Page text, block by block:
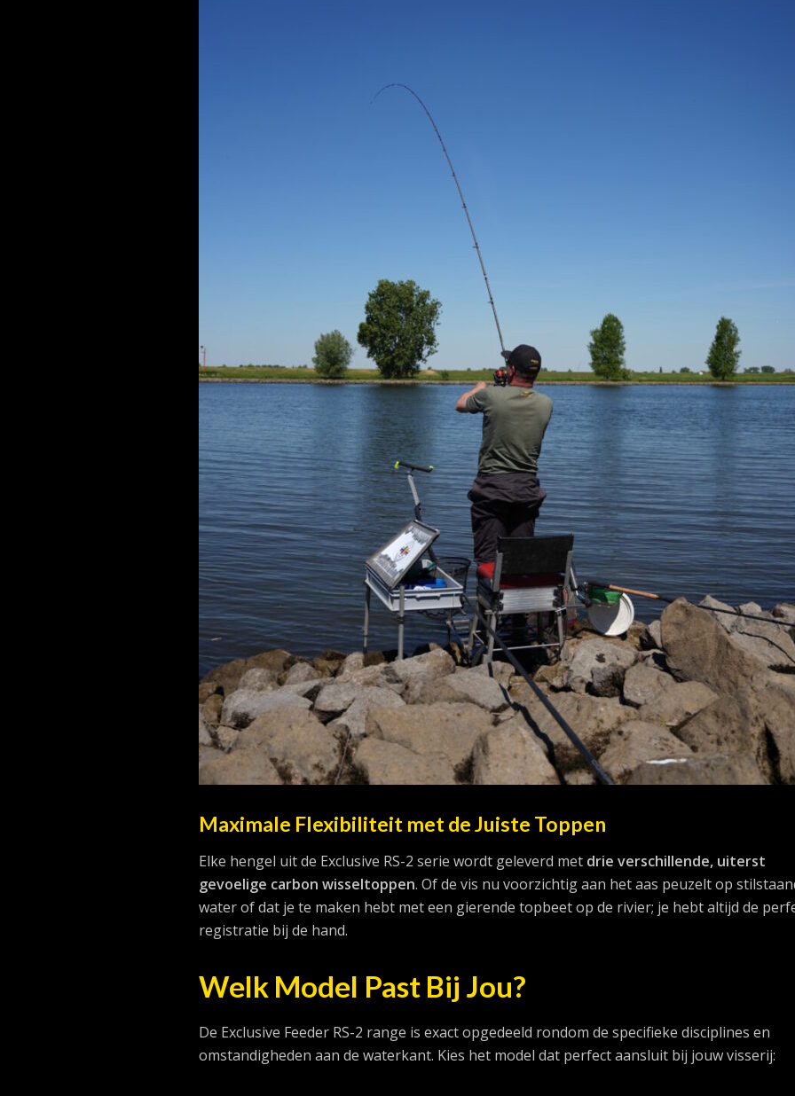
Maximale Flexibiliteit met de Juiste Toppen
Elke hengel uit de Exclusive RS-2 serie wordt geleverd met drie verschillende, uiterst
gevoelige carbon wisseltoppen. Of de vis nu voorzichtig aan het aas peuzelt op
water of dat je te maken hebt met een gierende topbeet op de rivier; je hebt altijd de
registratie bij de hand.
Welk Model Past Bij Jou?
De Exclusive Feeder RS-2 range is exact opgedeeld rondom de specifieke disciplines en
omstandigheden aan de waterkant. Kies het model dat perfect aansluit bij jouw visserij: